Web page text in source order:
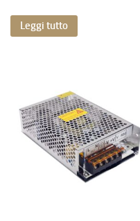
Leggi tutto